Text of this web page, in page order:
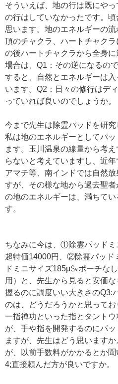
そういえば、地の行は既にや
の行はしていなかったです。
思います。地のエネルギーの
頂のチャクラ、ハートチャク
の後ハートチャクラから全身
場合は、Q1：その逆になるの
すると、自然とエネルギーは
います。Q2：日々の修行はデ
っていれば良いのでしょうか。
今まで先生は除霊パッドを研究
私は地のエネルギーとしてパ
ます。玉川温泉の線量から考
らないと考えていますし、近
アマチ等、南インドでは自然
すが、その様な地から過去聖
の地のエネルギーは、満ちて
す。
ちなみに今は、①除霊パッドミ
超特価14000円、②除霊パッド
ドミニサイズ185μ㏜ポーチな
用）と、先生から見ると安価
握るのに調度いい大きさのQ3:
のは、どうだろうかと思って
一指禅功といった指とタント
が、手や指を開発するのにパ
ますが、先生はどう思います
が、以前手数料がかかるとか
4;直接頼んだ方が良いですか。